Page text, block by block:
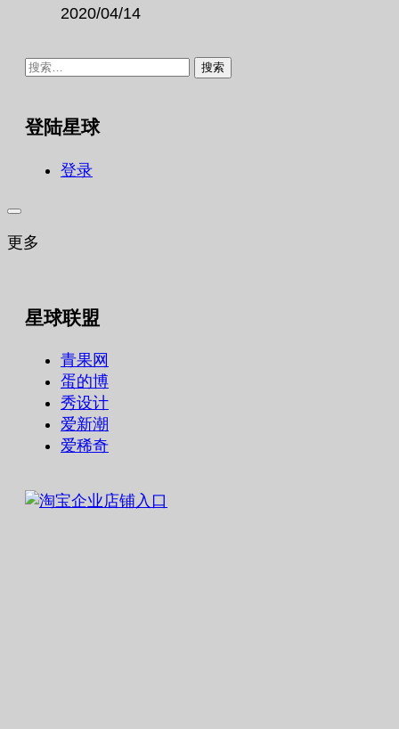
2020/04/14
搜
登陆星球
登录
更多
星球联盟
青果网
蛋的博
秀设计
爱新潮
爱稀奇